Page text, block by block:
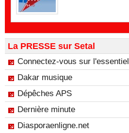
La PRESSE sur Setal
Connectez-vous sur l'essentiel
Dakar musique
Dépêches APS
Dernière minute
Diasporaenligne.net